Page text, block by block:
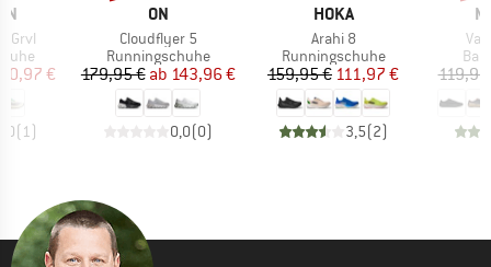
Grvl
Preis
90,97 €
(1)
MARKE
ON
Artikel
Cloudflyer 5
Produktgruppe
Runningschuhe
Preis
179,95 € reduzierter Preis
ab 143,96 €
0,0(0)
MARKE
HOKA
Artikel
Arahi 8
Produktgruppe
Runningschuhe
Preis
159,95 €reduzierter Preis
111,97 €
3,5(2)